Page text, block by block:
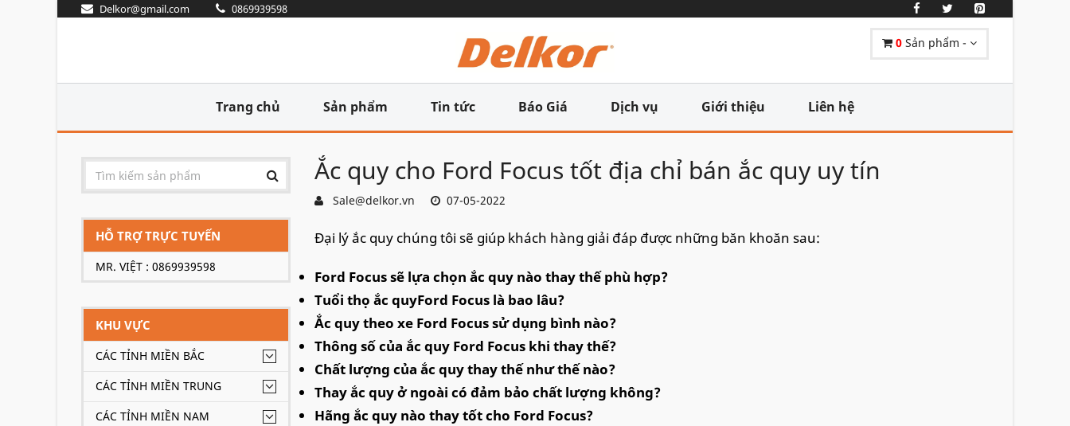
Delkor@gmail.com 0869939598
0 Sản phẩm -
Trang chủ Sản phẩm Tin tức Báo Giá Dịch vụ Giới thiệu Liên hệ
HỖ TRỢ TRỰC TUYẾN
MR. VIỆT : 0869939598
KHU VỰC
CÁC TỈNH MIỀN BẮC
CÁC TỈNH MIỀN TRUNG
CÁC TỈNH MIỀN NAM
Ắc quy cho Ford Focus tốt địa chỉ bán ắc quy uy tín
Sale@delkor.vn 07-05-2022
Đại lý ắc quy chúng tôi sẽ giúp khách hàng giải đáp được những băn khoăn sau:
Ford Focus sẽ lựa chọn ắc quy nào thay thế phù hợp?
Tuổi thọ ắc quyFord Focus là bao lâu?
Ắc quy theo xe Ford Focus sử dụng bình nào?
Thông số của ắc quy Ford Focus khi thay thế?
Chất lượng của ắc quy thay thế như thế nào?
Thay ắc quy ở ngoài có đảm bảo chất lượng không?
Hãng ắc quy nào thay tốt cho Ford Focus?